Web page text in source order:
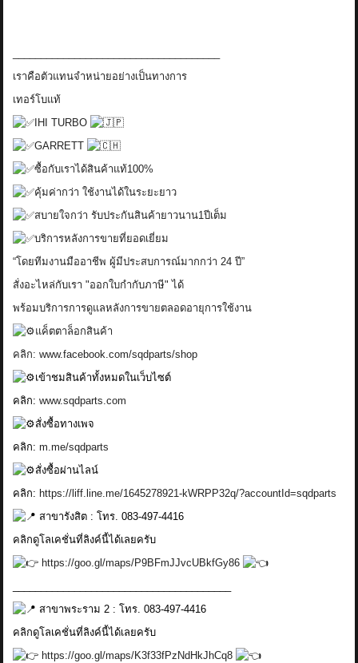
เราคือตัวแทนจำหน่ายอย่างเป็นทางการ
เทอร์โบแท้
IHI TURBO
GARRETT
ซื้อกับเราได้สินค้าแท้100%
คุ้มค่ากว่า ใช้งานได้ในระยะยาว
สบายใจกว่า รับประกันสินค้ายาวนาน1ปีเต็ม
บริการหลังการขายที่ยอดเยี่ยม
“โดยทีมงานมืออาชีพ ผู้มีประสบการณ์มากกว่า 24 ปี”
สั่งอะไหล่กับเรา "ออกใบกำกับภาษี" ได้
พร้อมบริการการดูแลหลังการขายตลอดอายุการใช้งาน
แค็ตตาล็อกสินค้า
คลิก:www.facebook.com/sqdparts/shop
เข้าชมสินค้าทั้งหมดในเว็บไซต์
คลิก:www.sqdparts.com
สั่งซื้อทางเพจ
คลิก:m.me/sqdparts
สั่งซื้อผ่านไลน์
คลิก: https://liff.line.me/1645278921-kWRPP32q/?accountId=sqdparts
สาขารังสิต : โทร. 083-497-4416
คลิกดูโลเคชั่นที่ลิงค์นี้ได้เลยครับ
https://goo.gl/maps/P9BFmJJvcUBkfGy86
สาขาพระราม 2 : โทร. 083-497-4416
คลิกดูโลเคชั่นที่ลิงค์นี้ได้เลยครับ
https://goo.gl/maps/K3f33fPzNdHkJhCq8